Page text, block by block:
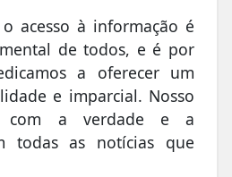
acesso à informação é
de todos, e é por
a oferecer um
e imparcial. Nosso
com a verdade e a
todas as notícias que